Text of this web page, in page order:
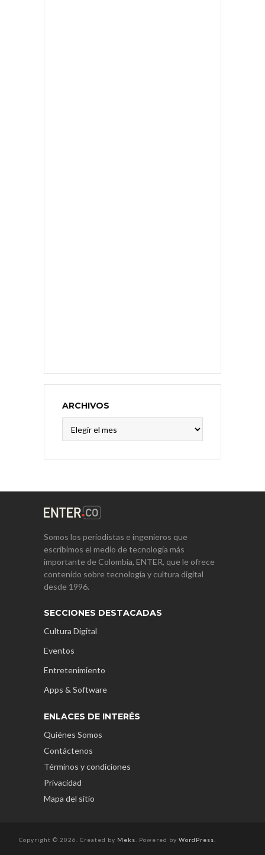
ARCHIVOS
Somos los periodistas e ingenieros que
escribimos el medio de tecnología más
importante de Colombia, ENTER, que le ofrece
contenido sobre tecnología y cultura digital
desde 1996.
SECCIONES DESTACADAS
Cultura Digital
Eventos
Entretenimiento
Apps & Software
ENLACES DE INTERÉS
Quiénes Somos
Contáctenos
Términos y condiciones
Privacidad
Mapa del sitio
Copyright © 2026. Created by Meks . Powered by WordPress